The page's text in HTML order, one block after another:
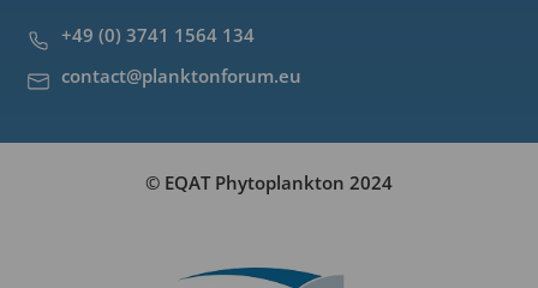
+49 (0) 3741 1564 134
contact@planktonforum.eu
© EQAT Phytoplankton 2024